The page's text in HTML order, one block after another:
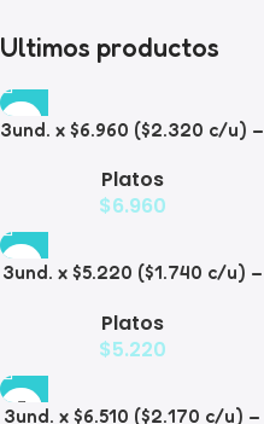
Ultimos productos
3und. x $6.960 ($2.320 c/u) –
Diamante
Platos
$6.960
3und. x $5.220 ($1.740 c/u) –
Mascotas Diseño Manzana
Platos
$5.220
3und. x $6.510 ($2.170 c/u) –